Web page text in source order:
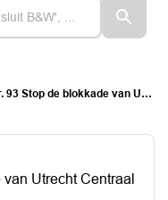
de blokkade van Utrecht Centraal (met antwoord)
Utrecht Centraal